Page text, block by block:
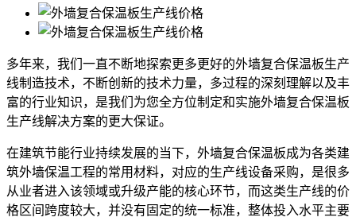
多年来，我们一直不断地探索更多更好的外墙复合保温板生产
线制造技术，不断创新的技术力量，多过程的深刻理解以及丰
富的行业知识，是我们为您全方位制定和实施外墙复合保温板
生产线解决方案的更大保证。
在建筑节能行业持续发展的当下，外墙复合保温板成为各类建
筑外墙保温工程的常用材料，对应的生产线设备采购，是很多
从业者进入该领域或升级产能的核心环节，而这类生产线的价
格区间跨度较大，并没有固定的统一标准，整体投入水平主要